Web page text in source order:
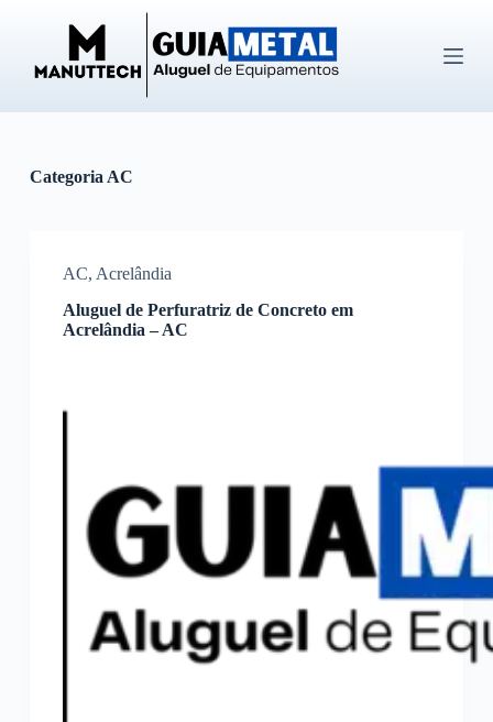
Categoria AC
AC, Acrelândia
Aluguel de Perfuratriz de Concreto em
Acrelândia – AC